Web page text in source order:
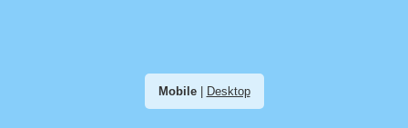
Mobile| Desktop